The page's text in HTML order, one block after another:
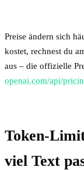
Preise ändern sich
kostet, rechnest du
aus – die offizielle
openai.com/api/
Token-
viel Text